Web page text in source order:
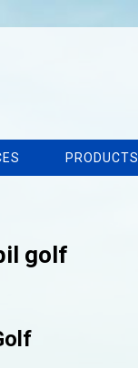
PRODUCTS
golf